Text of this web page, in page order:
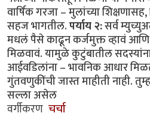
वार्षिक गरजा – मुलांच्या
सहज भागतील.पर्याय २:सर्व
मधलं पैसे काढून कर्जमुक्त व्हावं आणि
मिळवावं. यामुळे कुटुंबातील
आईवडिलांना – भावनिक आधार
गुंतवणुकींची जास्त माहीती नाही.
सल्ला असेल
वर्गीकरण चर्चा